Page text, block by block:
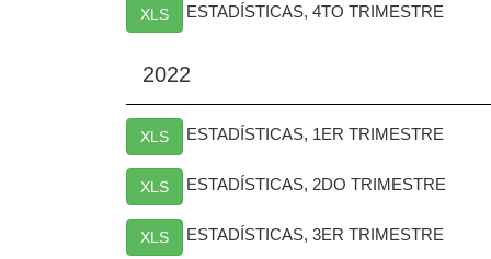
XLS ESTADÍSTICAS, 4TO TRIMESTRE
2022
XLS ESTADÍSTICAS, 1ER TRIMESTRE
XLS ESTADÍSTICAS, 2DO TRIMESTRE
XLS ESTADÍSTICAS, 3ER TRIMESTRE